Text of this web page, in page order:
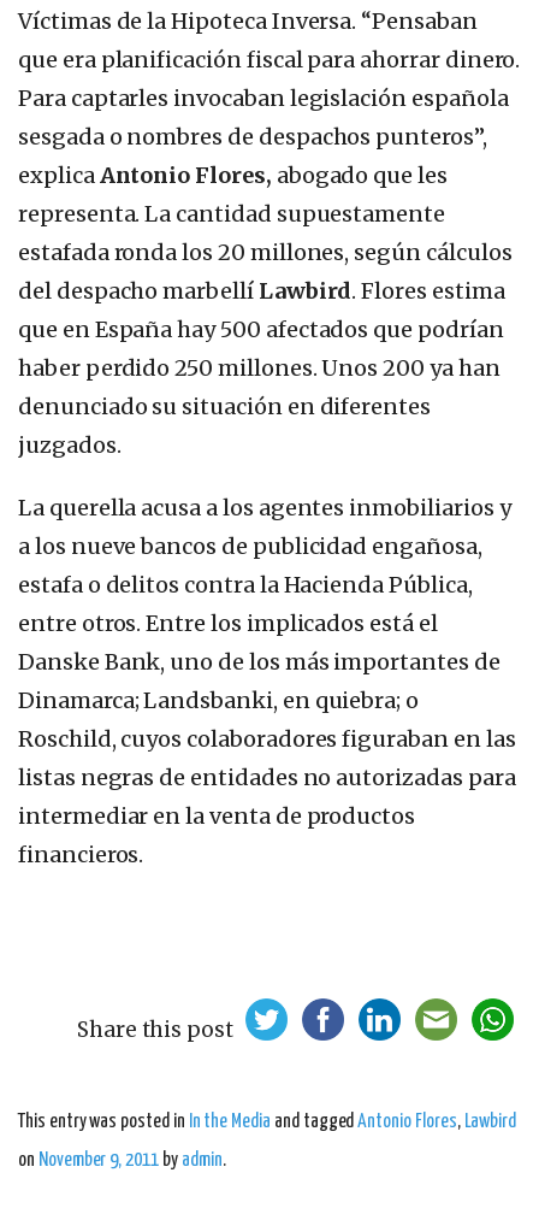
Víctimas de la Hipoteca Inversa. “Pensaban
que era planificación fiscal para ahorrar dinero.
Para captarles invocaban legislación española
sesgada o nombres de despachos punteros”,
explicaAntonio Flores, abogado que les
representa. La cantidad supuestamente
estafada ronda los 20 millones, según cálculos
del despacho marbellí Lawbird. Flores estima
que en España hay 500 afectados que podrían
haber perdido 250 millones. Unos 200 ya han
denunciado su situación en diferentes
juzgados.
La querella acusa a los agentes inmobiliarios y
a los nueve bancos de publicidad engañosa,
estafa o delitos contra la Hacienda Pública,
entre otros. Entre los implicados está el
Danske Bank, uno de los más importantes de
Dinamarca; Landsbanki, en quiebra; o
Roschild, cuyos colaboradores figuraban en las
listas negras de entidades no autorizadas para
intermediar en la venta de productos
financieros.
Share this post
This entry was posted in In the Media and taggedAntonio Flores, Lawbird
on November 9, 2011by admin.